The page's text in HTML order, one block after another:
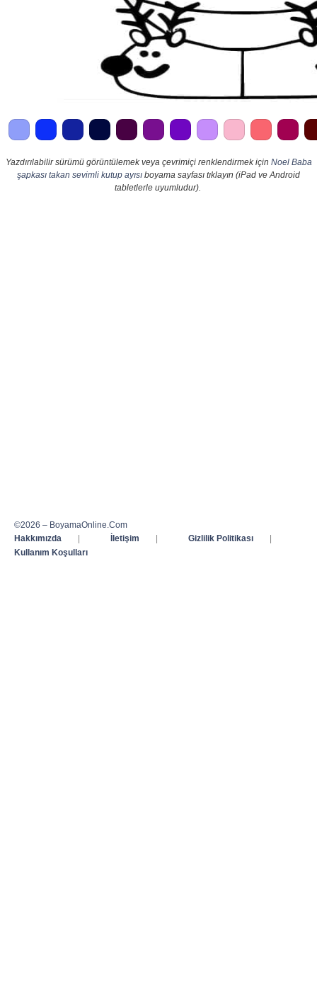
Yazdırılabilir sürümü görüntülemek veya çevrimiçi renklendirmek için Noel Baba
şapkası takan sevimli kutup ayısı boyama sayfası tıklayın (iPad ve Android
tabletlerle uyumludur).
©2026 – BoyamaOnline.Com
Hakkımızda
| İletişim | Gizlilik Politikası
|
Kullanım Koşulları